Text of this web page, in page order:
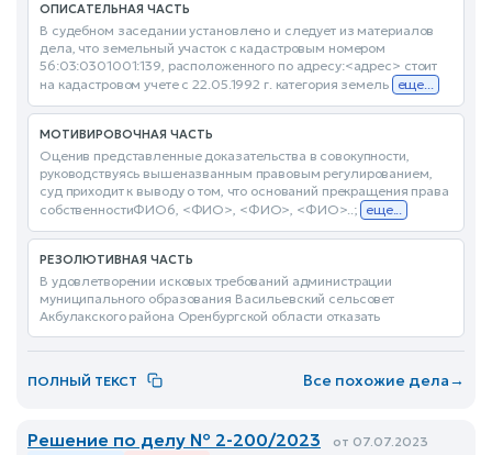
ОПИСАТЕЛЬНАЯ ЧАСТЬ
В судебном заседании установлено и следует из материалов
дела, что земельный участок с кадастровым номером
56:03:0301001:139, расположенного по адресу:<адрес> стоит
на кадастровом учете с 22.05.1992 г. категория земель еще...
МОТИВИРОВОЧНАЯ ЧАСТЬ
Оценив представленные доказательства в совокупности,
руководствуясь вышеназванным правовым регулированием,
суд приходит к выводу о том, что оснований прекращения права
собственностиФИО6, <ФИО>, <ФИО>, <ФИО>..; еще...
РЕЗОЛЮТИВНАЯ ЧАСТЬ
В удовлетворении исковых требований администрации
муниципального образования Васильевский сельсовет
Акбулакского района Оренбургской области отказать
ПОЛНЫЙ ТЕКСТ Все похожие дела→
Решение по делу № 2-200/2023 от 07.07.2023